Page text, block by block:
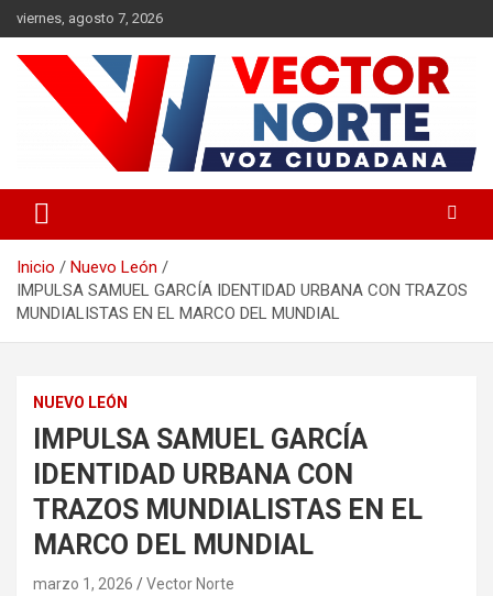
Saltar
al
contenido
viernes, agosto 7, 2026
Vector Norte
Inicio
Nuevo León
IMPULSA SAMUEL GARCÍA IDENTIDAD URBANA CON TRAZOS
MUNDIALISTAS EN EL MARCO DEL MUNDIAL
NUEVO LEÓN
IMPULSA SAMUEL GARCÍA
IDENTIDAD URBANA CON
TRAZOS MUNDIALISTAS EN EL
MARCO DEL MUNDIAL
marzo 1, 2026 Vector Norte